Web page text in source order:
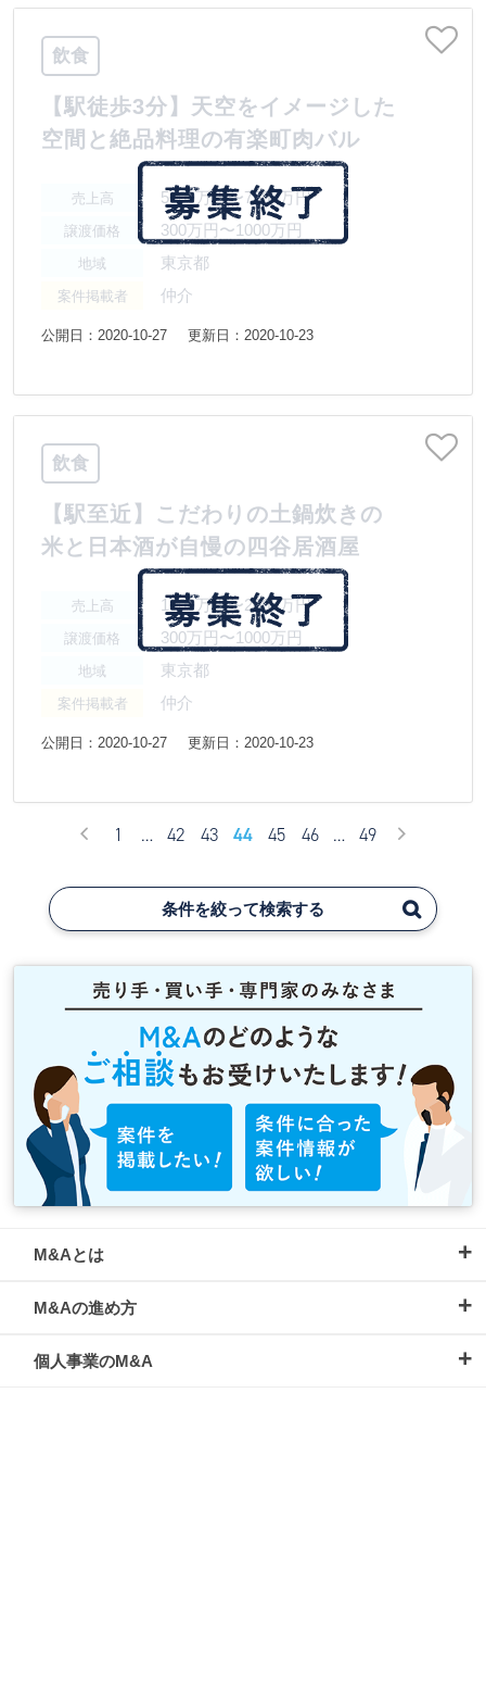
飲食
【駅徒歩3分】天空をイメージした
空間と絶品料理の有楽町肉バル
売上高 5000万円〜7500万円
譲渡価格 300万円〜1000万円
地域 東京都
案件掲載者 仲介
公開日：2020-10-27 更新日：2020-10-23
飲食
【駅至近】こだわりの土鍋炊きの
米と日本酒が自慢の四谷居酒屋
売上高 1000万円〜2000万円
譲渡価格 300万円〜1000万円
地域 東京都
案件掲載者 仲介
公開日：2020-10-27 更新日：2020-10-23
1 … 42 43 44 45 46 … 49
条件を絞って検索する
M&Aとは
M&Aの進め方
個人事業のM&A